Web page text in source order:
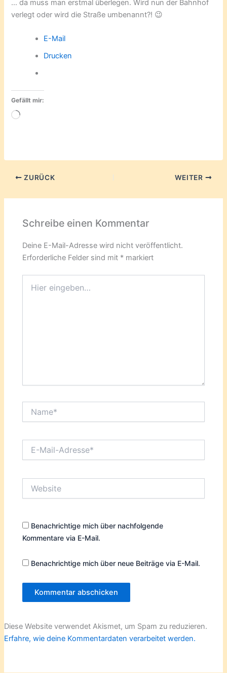
… da muss man erstmal überlegen. Wird nun der Bahnhof
verlegt oder wird die Straße umbenannt?! 😉
E-Mail
Drucken
Gefällt mir:
Wird
ZURÜCK WEITER
Schreibe einen Kommentar
Deine E-Mail-Adresse wird nicht veröffentlicht.
Erforderliche Felder sind mit * markiert
eingeben…
Mail-
Benachrichtige mich über nachfolgende
Kommentare via E-Mail.
Benachrichtige mich über neue Beiträge via E-Mail.
Diese Website verwendet Akismet, um Spam zu reduzieren.
Erfahre, wie deine Kommentardaten verarbeitet werden.